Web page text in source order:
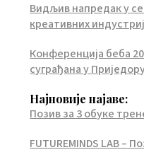
Видљив напредак у
креативних
Конференција беба
суграђана у
Најновије најаве:
Позив за 3 обуке
FUTUREMINDS LAB –